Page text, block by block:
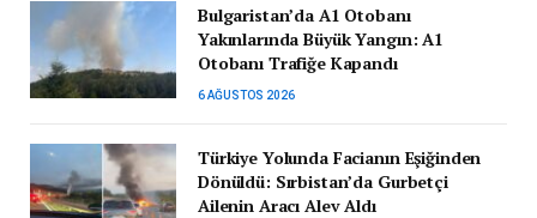
Bulgaristan’da A1 Otobanı
Yakınlarında Büyük Yangın: A1
Otobanı Trafiğe Kapandı
6 AĞUSTOS 2026
Türkiye Yolunda Facianın Eşiğinden
Dönüldü: Sırbistan’da Gurbetçi
Ailenin Aracı Alev Aldı